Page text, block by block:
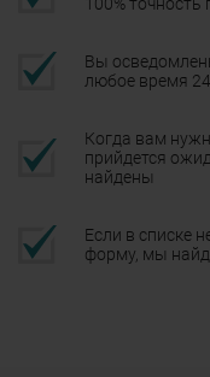
Вы
любое время
Когда вам
прийдется
найдены
Если в списке
форму, мы